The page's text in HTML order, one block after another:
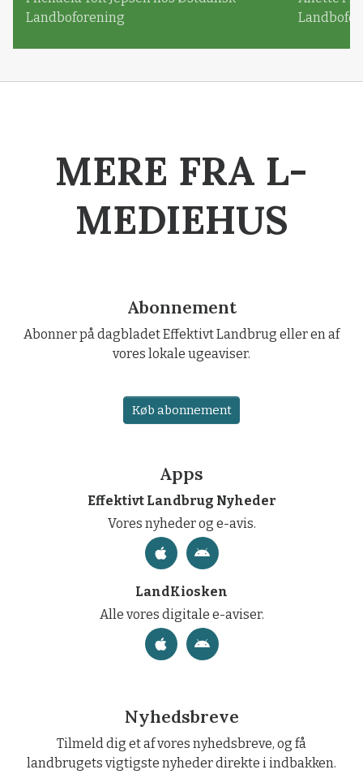
Landboforening
MERE FRA L-
MEDIEHUS
Abonnement
Abonner på dagbladet Effektivt Landbrug eller en af
vores lokale ugeaviser.
Køb abonnement
Apps
Effektivt Landbrug Nyheder
Vores nyheder og e-avis.
LandKiosken
Alle vores digitale e-aviser.
Nyhedsbreve
Tilmeld dig et af vores nyhedsbreve, og få
landbrugets vigtigste nyheder direkte i indbakken.